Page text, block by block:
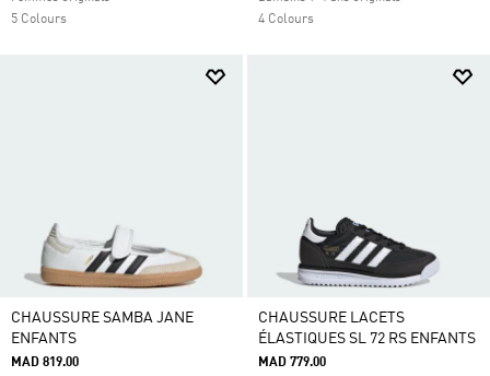
5 Colours 4 Colours
CHAUSSURE SAMBA JANE
ENFANTS
MAD 819.00
CHAUSSURE LACETS
ÉLASTIQUES SL 72 RS ENFANTS
MAD 779.00